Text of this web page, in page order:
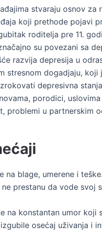
stvaraju osnov za
koji prethode pojavi
roditelja pre 11.
su povezani sa
razvija depresija u
stresnom dogadjaju,
depresivna
porodici,
problemi u partnerskim
na blage, umerene i
prestanu da vode
na konstantan umor
osećaj uživanja i